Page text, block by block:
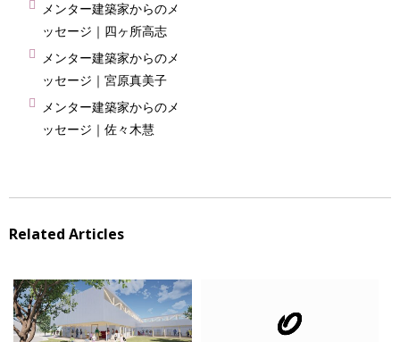
メンター建築家からのメ
ッセージ｜四ヶ所高志
メンター建築家からのメ
ッセージ｜宮原真美子
メンター建築家からのメ
ッセージ｜佐々木慧
Related Articles